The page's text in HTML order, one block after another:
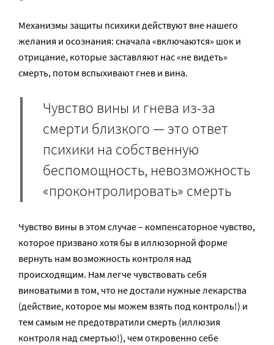
Механизмы защиты психики действуют вне нашего
желания и осознания: сначала «включаются» шок и
отрицание, которые заставляют нас «не видеть»
смерть, потом вспыхивают гнев и вина.
Чувство вины и гнева из-за
смерти близкого — это ответ
психики на собственную
беспомощность, невозможность
«проконтролировать» смерть
Чувство вины в этом случае – компенсаторное чувство,
которое призвано хотя бы в иллюзорной форме
вернуть нам возможность контроля над
происходящим. Нам легче чувствовать себя
виноватыми в том, что не достали нужные лекарства
(действие, которое мы можем взять под контроль!) и
тем самым не предотвратили смерть (иллюзия
контроля над смертью!), чем откровенно себе